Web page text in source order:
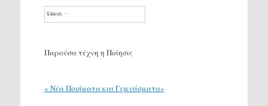
Search
Παρούσα τέχνη η Ποίησις
« Νέα Ποιήματα και Γυμνάσματα»